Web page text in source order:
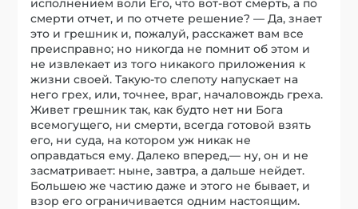
исполнением воли Его, что вот-вот смерть, а по
смерти отчет, и по отчете решение? — Да, знает
это и грешник и, пожалуй, расскажет вам все
преисправно; но никогда не помнит об этом и
не извлекает из того никакого приложения к
жизни своей. Такую-то слепоту напускает на
него грех, или, точнее, враг, началовождь греха.
Живет грешник так, как будто нет ни Бога
всемогущего, ни смерти, всегда готовой взять
его, ни суда, на котором уж никак не
оправдаться ему. Далеко вперед,— ну, он и не
засматривает: ныне, завтра, а дальше нейдет.
Большею же частию даже и этого не бывает, и
взор его ограничивается одним настоящим.